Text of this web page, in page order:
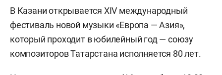
В Казани открывается ХIV международный
фестиваль новой музыки «Европа — Азия»,
который проходит в юбилейный год — союзу
композиторов Татарстана исполняется 80 лет.